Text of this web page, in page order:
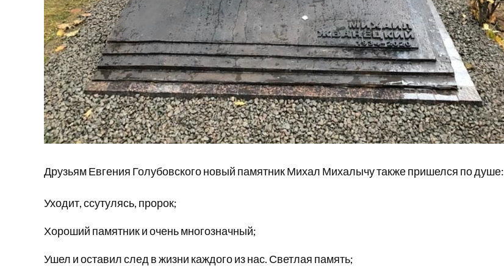
Друзьям Евгения Голубовского новый памятник Михал Михалычу также пришелся по душе:
Уходит, ссутулясь, пророк;
Хороший памятник и очень многозначный;
Ушел и оставил след в жизни каждого из нас. Светлая память;